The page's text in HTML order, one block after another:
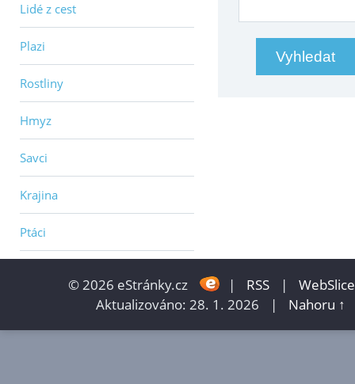
Lidé z cest
Plazi
Rostliny
Hmyz
Savci
Krajina
Ptáci
© 2026 eStránky.cz | RSS |
WebSlice
Aktualizováno: 28. 1. 2026
| Nahoru ↑